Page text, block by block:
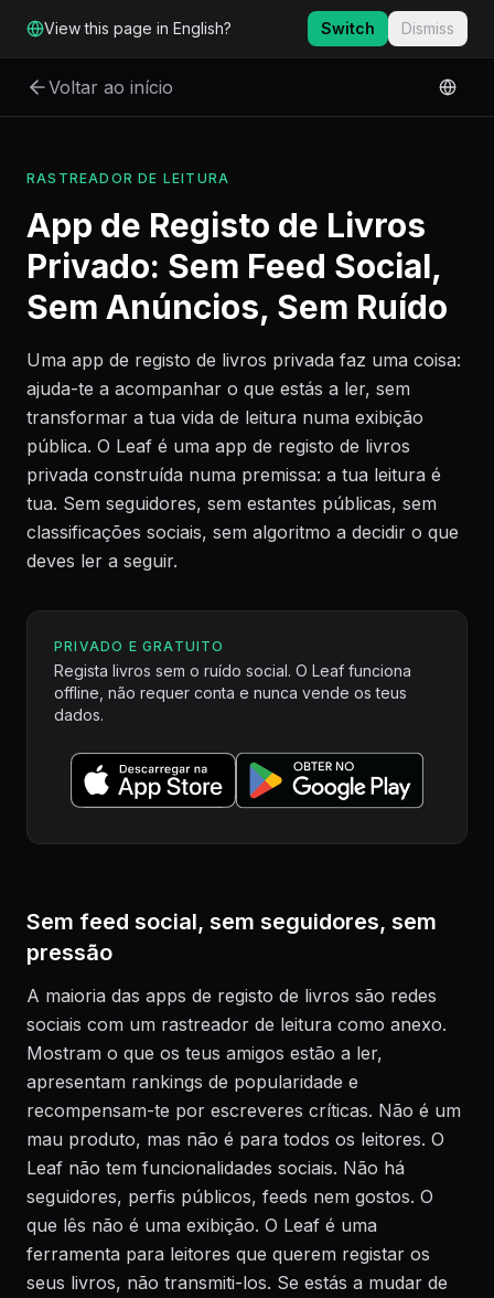
View this page in English? Switch Dismiss
Voltar ao início
RASTREADOR DE LEITURA
App de Registo de Livros
Privado: Sem Feed Social,
Sem Anúncios, Sem Ruído
Uma app de registo de livros privada faz uma coisa:
ajuda-te a acompanhar o que estás a ler, sem
transformar a tua vida de leitura numa exibição
pública. O Leaf é uma app de registo de livros
privada construída numa premissa: a tua leitura é
tua. Sem seguidores, sem estantes públicas, sem
classificações sociais, sem algoritmo a decidir o que
deves ler a seguir.
PRIVADO E GRATUITO
Regista livros sem o ruído social. O Leaf funciona
offline, não requer conta e nunca vende os teus
dados.
Sem feed social, sem seguidores, sem
pressão
A maioria das apps de registo de livros são redes
sociais com um rastreador de leitura como anexo.
Mostram o que os teus amigos estão a ler,
apresentam rankings de popularidade e
recompensam-te por escreveres críticas. Não é um
mau produto, mas não é para todos os leitores. O
Leaf não tem funcionalidades sociais. Não há
seguidores, perfis públicos, feeds nem gostos. O
que lês não é uma exibição. O Leaf é uma
ferramenta para leitores que querem registar os
seus livros, não transmiti-los. Se estás a mudar de